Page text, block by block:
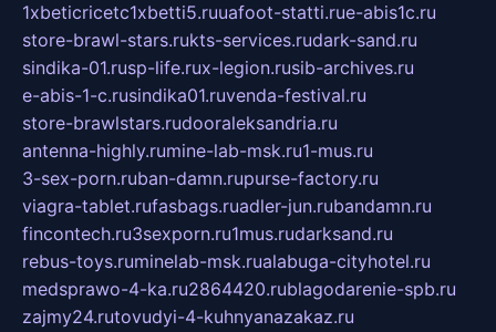
1xbeticricetc1xbetti5.ruuafoot-statti.rue-abis1c.ru
store-brawl-stars.rukts-services.rudark-sand.ru
sindika-01.rusp-life.rux-legion.rusib-archives.ru
e-abis-1-c.rusindika01.ruvenda-festival.ru
store-brawlstars.rudooraleksandria.ru
antenna-highly.rumine-lab-msk.ru1-mus.ru
3-sex-porn.ruban-damn.rupurse-factory.ru
viagra-tablet.rufasbags.ruadler-jun.rubandamn.ru
fincontech.ru3sexporn.ru1mus.rudarksand.ru
rebus-toys.ruminelab-msk.rualabuga-cityhotel.ru
medsprawo-4-ka.ru2864420.rublagodarenie-spb.ru
zajmy24.rutovudyi-4-kuhnyanazakaz.ru